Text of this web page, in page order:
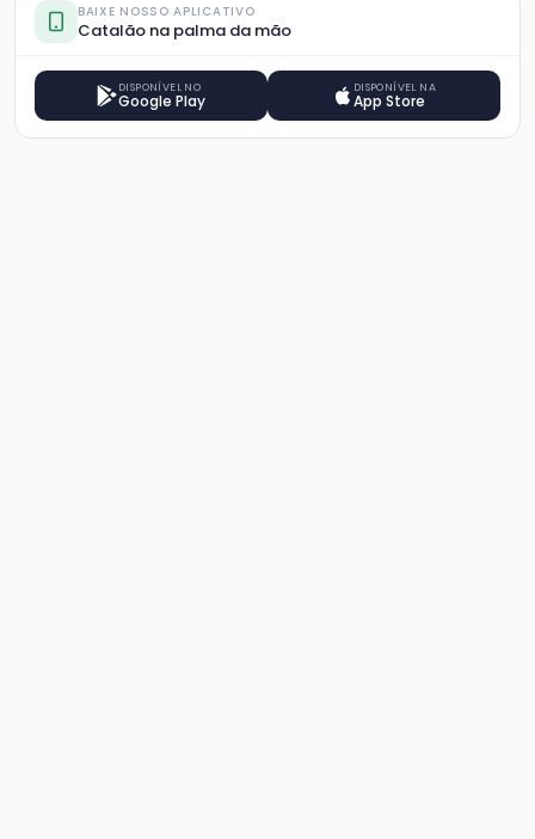
BAIXE NOSSO APLICATIVO
Catalão na palma da mão
DISPONÍVEL NO
Google Play
DISPONÍVEL NA
App Store